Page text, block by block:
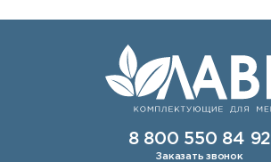
8 800 550 84 92
Заказать звонок